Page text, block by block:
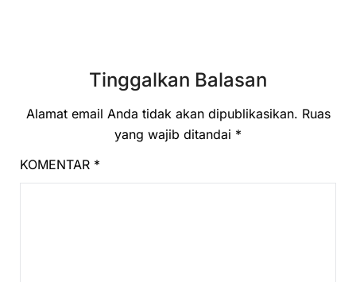
Tinggalkan Balasan
Alamat email Anda tidak akan dipublikasikan. Ruas
yang wajib ditandai *
KOMENTAR *